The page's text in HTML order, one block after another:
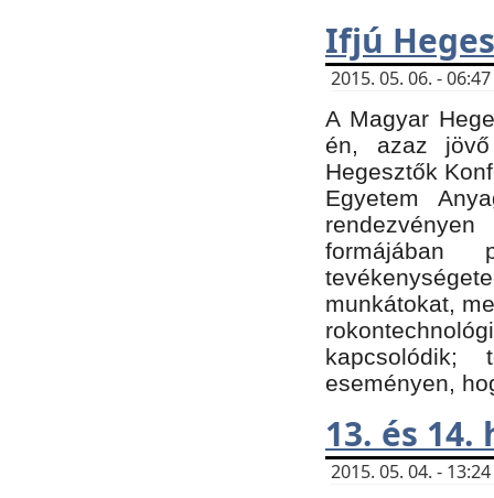
Ifjú
2015. 05. 06. -
A Magyar
én, azaz
Hegesztők
Egyetem
formájában
munkátokat,
eseményen,
13. és
2015. 05. 04. -